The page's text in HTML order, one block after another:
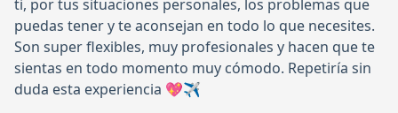
ti, por tus situaciones personales, los problemas que
puedas tener y te aconsejan en todo lo que necesites.
Son super flexibles, muy profesionales y hacen que te
sientas en todo momento muy cómodo. Repetiría sin
duda esta experiencia 💖✈️